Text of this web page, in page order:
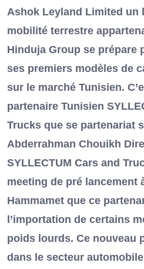
Ashok Leyland Limited un
mobilité terrestre
Hinduja Group se prépare
ses premiers modèles de
sur le marché Tunisien.
partenaire Tunisien
Trucks que se partenariat
Abderrahman Chouikh
SYLLECTUM Cars and
meeting de pré lancement
Hammamet que ce
l’importation de certains
poids lourds. Ce nouveau
dans le secteur